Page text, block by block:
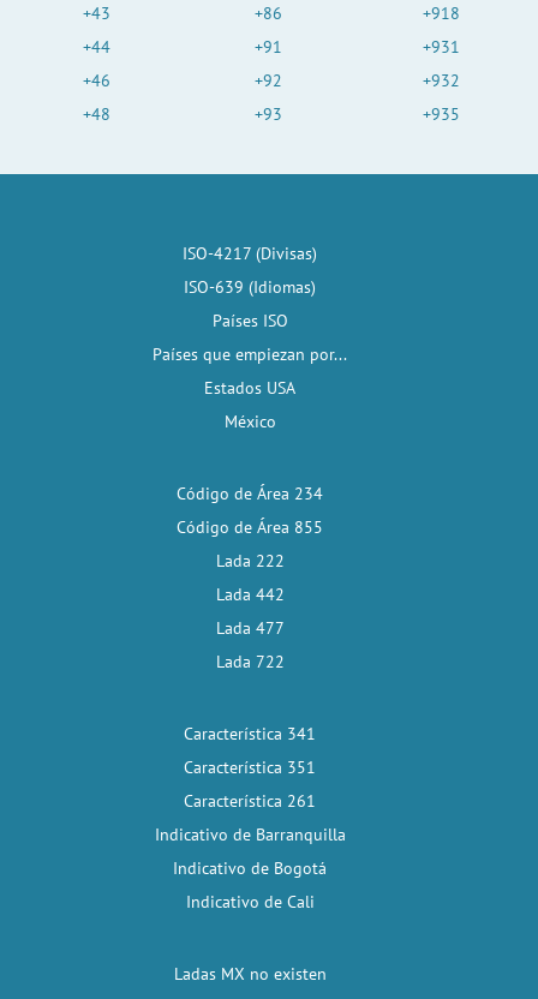
+43
+44
+46
+48
+86
+91
+92
+93
+918
+931
+932
+935
ISO-4217 (Divisas)
ISO-639 (Idiomas)
Países ISO
Países que empiezan por...
Estados USA
México
Código de Área 234
Código de Área 855
Lada 222
Lada 442
Lada 477
Lada 722
Característica 341
Característica 351
Característica 261
Indicativo de Barranquilla
Indicativo de Bogotá
Indicativo de Cali
Ladas MX no existen